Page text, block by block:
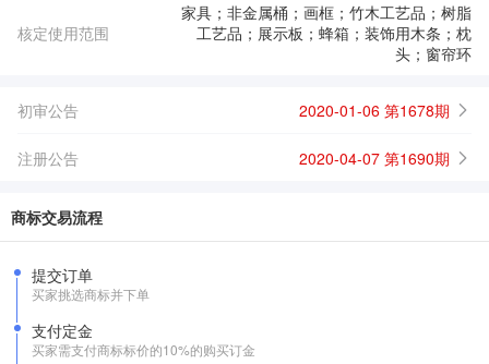
核定使用范围
家具；非金属桶；画框；竹木工艺品；树脂
工艺品；展示板；蜂箱；装饰用木条；枕
头；窗帘环
初审公告 2020-01-06 第1678期
注册公告 2020-04-07 第1690期
商标交易流程
提交订单
买家挑选商标并下单
支付定金
买家需支付商标标价的10%的购买订金